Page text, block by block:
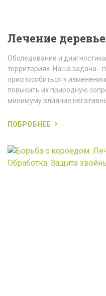
Лечение
Обследование и
территориях. Наша задача -
приспособиться к
повысить их природную
минимуму влияние
ПОБРОБНЕЕ